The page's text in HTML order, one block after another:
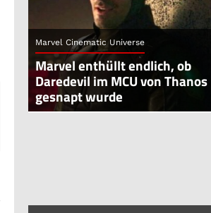
Marvel Cinematic Universe
Marvel enthüllt endlich, ob
Daredevil im MCU von Thanos
gesnapt wurde